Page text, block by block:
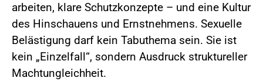
arbeiten, klare Schutzkonzepte – und eine Kultur
des Hinschauens und Ernstnehmens. Sexuelle
Belästigung darf kein Tabuthema sein. Sie ist
kein „Einzelfall“, sondern Ausdruck struktureller
Machtungleichheit.